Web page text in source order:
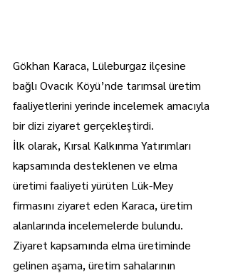
Gökhan Karaca, Lüleburgaz ilçesine
bağlı Ovacık Köyü’nde tarımsal üretim
faaliyetlerini yerinde incelemek amacıyla
bir dizi ziyaret gerçekleştirdi.
İlk olarak, Kırsal Kalkınma Yatırımları
kapsamında desteklenen ve elma
üretimi faaliyeti yürüten Lük-Mey
firmasını ziyaret eden Karaca, üretim
alanlarında incelemelerde bulundu.
Ziyaret kapsamında elma üretiminde
gelinen aşama, üretim sahalarının